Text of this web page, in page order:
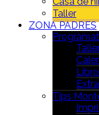
Taller
ZONA PADRES
Tips